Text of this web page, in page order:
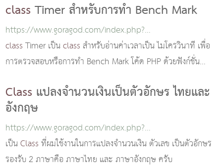
class Timer สำหรับการทำ Bench Mark
https://www.goragod.com/index.php?
module=knowledge&id=460
classTimer เป็นclassสำหรับอ่านค่าเวลาเป็น ไมโครวินาที เพื่อ
การตรวจสอบหรือการทำ Bench Mark โค้ด PHP ด้วยฟังก์ชั่น
Class แปลงจำนวนเงินเป็นตัวอักษร ไทยและ
อังกฤษ
https://www.goragod.com/index.php?
module=knowledge&id=3137
เป็นClassที่ผมใช้งานในการแปลงจำนวนเงิน ตัวเลข เป็นตัวอักษร
รองรับ 2 ภาษาคือ ภาษาไทย และ ภาษาอังกฤษ ครับ